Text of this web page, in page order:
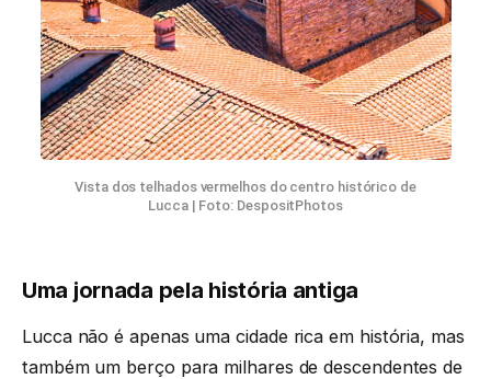
Vista dos telhados vermelhos do centro histórico de
Lucca | Foto: DespositPhotos
Uma jornada pela história antiga
Lucca não é apenas uma cidade rica em história, mas
também um berço para milhares de descendentes de